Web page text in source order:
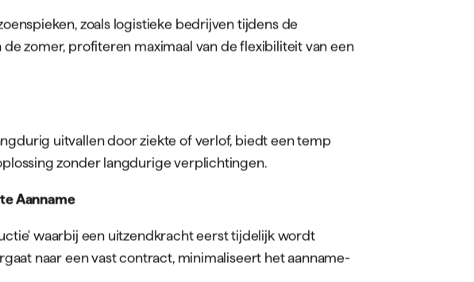
zoals logistieke bedrijven tijdens de
zomer, profiteren maximaal van de flexibiliteit van een
uitvallen door ziekte of verlof, biedt een temp
zonder langdurige verplichtingen.
Aanname
waarbij een uitzendkracht eerst tijdelijk wordt
naar een vast contract, minimaliseert het aanname-